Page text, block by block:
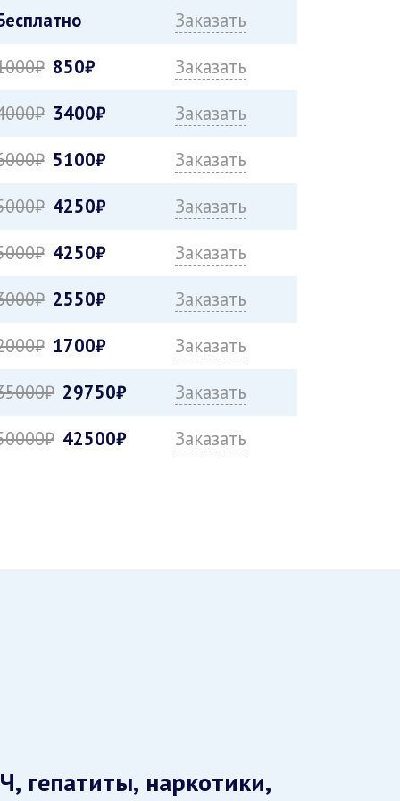
Заказать
850₽
Заказать
3400₽
Заказать
5100₽
Заказать
4250₽
Заказать
4250₽
Заказать
2550₽
Заказать
1700₽
Заказать
29750₽
Заказать
42500₽ Заказать
гепатиты, наркотики,